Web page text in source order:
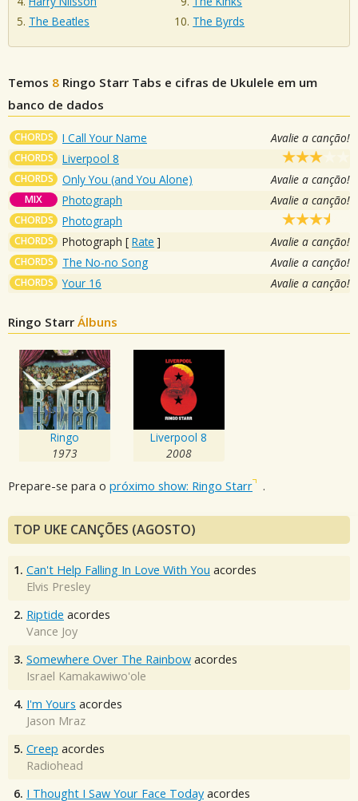
The Beatles
The Byrds
Temos 8 Ringo Starr Tabs e cifras de Ukulele em um
banco de dados
CHORDS I Call Your Name Avalie a canção!
CHORDS Liverpool 8
CHORDS Only You (and You Alone) Avalie a canção!
MIX Photograph Avalie a canção!
CHORDS Photograph
CHORDS Photograph [ Rate ] Avalie a canção!
CHORDS The No-no Song Avalie a canção!
CHORDS Your 16 Avalie a canção!
Ringo Starr Álbuns
Ringo
1973
Liverpool 8
2008
Prepare-se para o próximo show: Ringo Starr .
TOP UKE CANÇÕES (AGOSTO)
1. Can't Help Falling In Love With You acordes
Elvis Presley
2. Riptide acordes
Vance Joy
3. Somewhere Over The Rainbow acordes
Israel Kamakawiwo'ole
4. I'm Yours acordes
Jason Mraz
5. Creep acordes
Radiohead
6. I Thought I Saw Your Face Today acordes